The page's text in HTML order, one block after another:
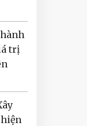
trị